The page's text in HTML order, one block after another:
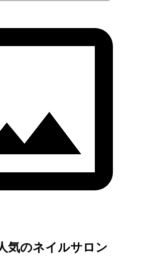
気のネイルサロン